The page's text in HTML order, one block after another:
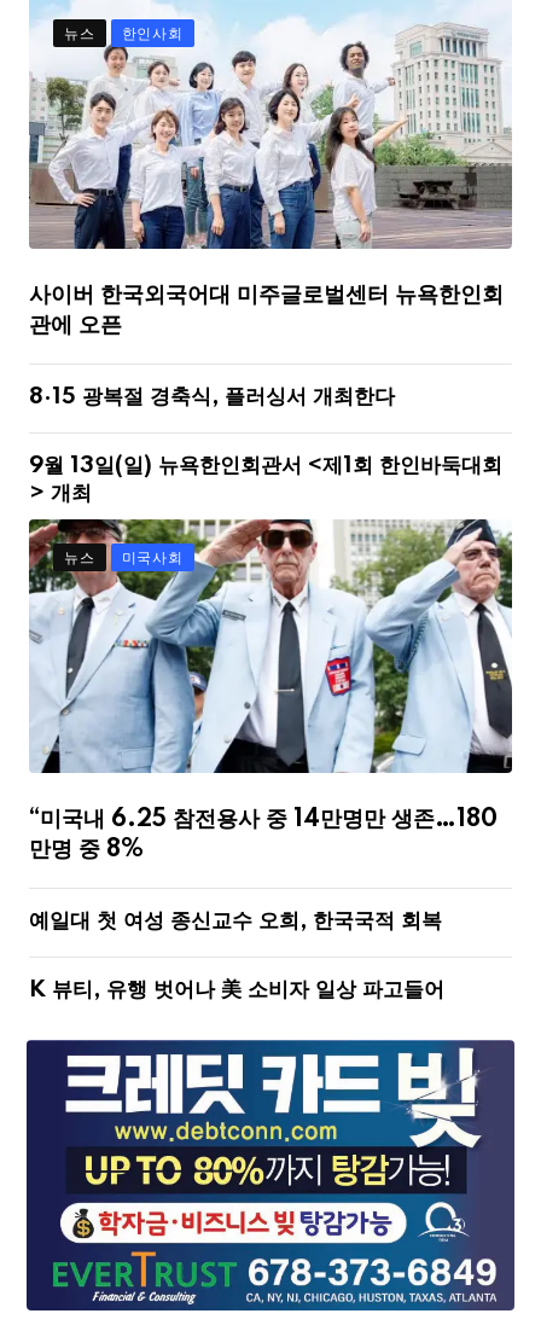
뉴스 한인사회
사이버 한국외국어대 미주글로벌센터 뉴욕한인회
관에 오픈
8·15 광복절 경축식, 플러싱서 개최한다
9월 13일(일) 뉴욕한인회관서 <제1회 한인바둑대회
> 개최
뉴스 미국사회
“미국내 6.25 참전용사 중 14만명만 생존…180
만명 중 8%
예일대 첫 여성 종신교수 오희, 한국국적 회복
K 뷰티, 유행 벗어나 美 소비자 일상 파고들어